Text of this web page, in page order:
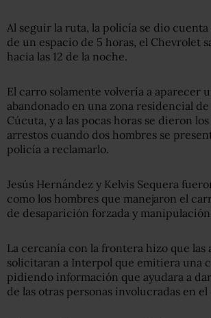
Al seguir la ruta, la policía se dio
de un espacio de 5 horas, el Chevrolet
hacia las 12 de la noche.
El carro solamente volvería a aparecer
abandonado en una zona residencial
Cúcuta, y a las pocas horas se dieron
arrestos cuando dos hombres se
policía a reclamarlo.
Jesús Hernández y Kelvis Sequera
como los hombres que manejaron el
de desaparición forzada y
La cercanía con la frontera hizo que las
solicitaran a Interpol que emitiera una
pidiendo información que ayudara a
de las otras personas involucradas en el